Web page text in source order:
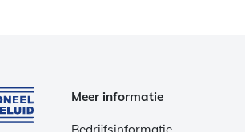
Meer informatie